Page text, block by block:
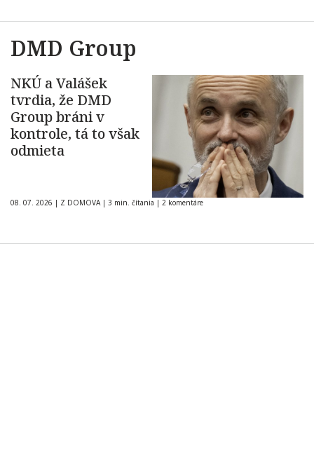
DMD Group
NKÚ a Valášek
tvrdia, že DMD
Group bráni v
kontrole, tá to však
odmieta
08. 07. 2026 | Z DOMOVA | 3 min. čítania | 2 komentáre